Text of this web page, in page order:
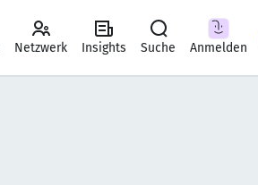
Netzwerk Insights Suche Anmelden